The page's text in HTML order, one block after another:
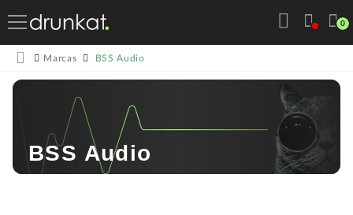
0
Marcas BSS Audio
BSS Audio